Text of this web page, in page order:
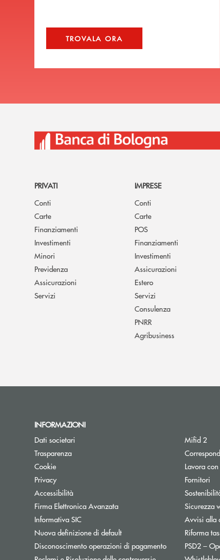
TROVALA ORA
PRIVATI
Conti
Carte
Finanziamenti
Investimenti
Minori
Previdenza
Assicurazioni
Servizi
IMPRESE
Conti
Carte
POS
Finanziamenti
Investimenti
Assicurazioni
Estero
Servizi
Consulenza
PNRR
Agribusiness
INFORMAZIONI
Dati societari
Trasparenza
Cookie
Privacy
Accessibilità
Firma Elettronica Avanzata
Informativa SIC
Nuova definizione di default
Disconoscimento operazioni di pagamento
Mifid 2
Lavora
Fornitori
Sicurezza
Avvisi alla
Riforma
PSD2 –